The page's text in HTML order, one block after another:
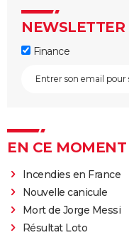
NEWSLETTER
Finance
EN CE MOMENT
Incendies en France
Nouvelle canicule
Mort de Jorge Messi
Résultat Loto